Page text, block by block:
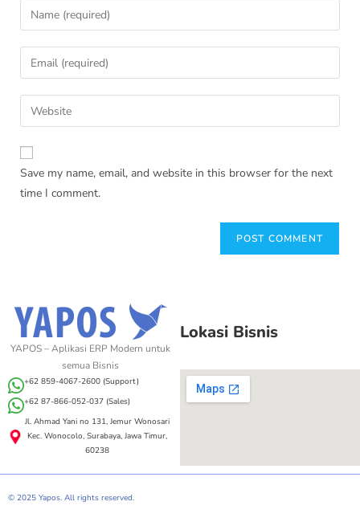
Save my name, email, and website in this browser for the next
time I comment.
YAPOS – Aplikasi ERP Modern untuk
semua Bisnis
+62 859-4067-2600 (Support)
+62 87-866-052-037 (Sales)
Jl. Ahmad Yani no 131, Jemur Wonosari
Kec. Wonocolo, Surabaya, Jawa Timur,
60238
Lokasi Bisnis
© 2025 Yapos. All rights reserved.